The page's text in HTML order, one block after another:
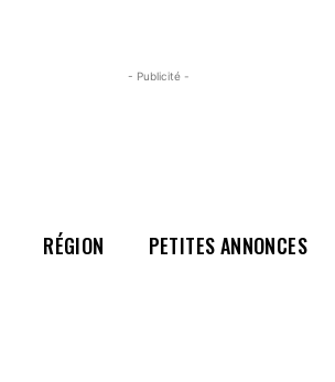
- Publicité -
RÉGION PETITES ANNONCES